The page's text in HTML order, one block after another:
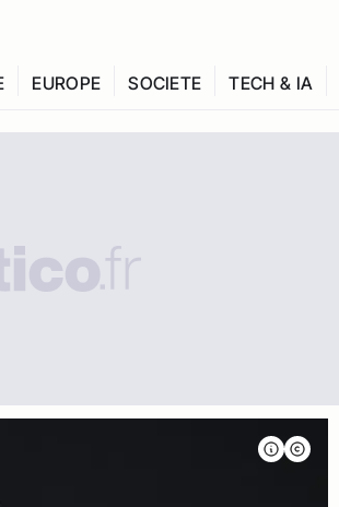
EUROPE SOCIETE TECH & IA